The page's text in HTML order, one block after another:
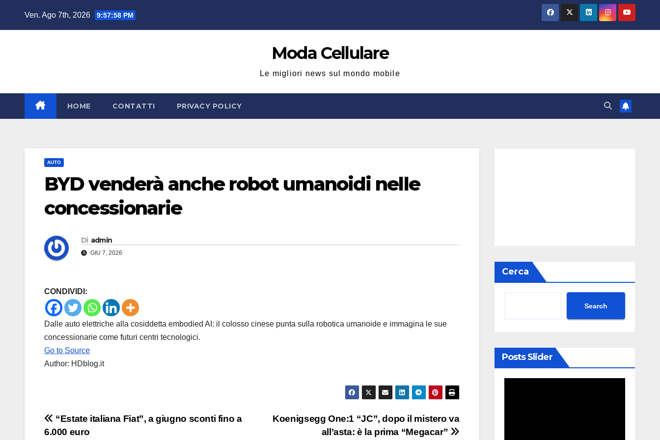
Ven. Ago 7th, 2026 9:57:58 PM
Moda Cellulare
Le migliori news sul mondo mobile
HOME CONTATTI PRIVACY POLICY
AUTO
BYD venderà anche robot umanoidi nelle
concessionarie
Di admin
GIU 7, 2026
CONDIVIDI:
Dalle auto elettriche alla cosiddetta embodied AI: il colosso cinese punta sulla robotica umanoide e immagina le sue
concessionarie come futuri centri tecnologici.
Go to Source
Author: HDblog.it
Navigazione
Koenigsegg One:1 “JC”, dopo il mistero va
all’asta: è la prima “Megacar”
“Estate italiana Fiat”, a giugno sconti fino a
6.000 euro
Cerca
Search
Posts Slider